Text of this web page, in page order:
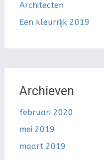
Architecten
Een kleurrijk 2019
Archieven
februari 2020
mei 2019
maart 2019